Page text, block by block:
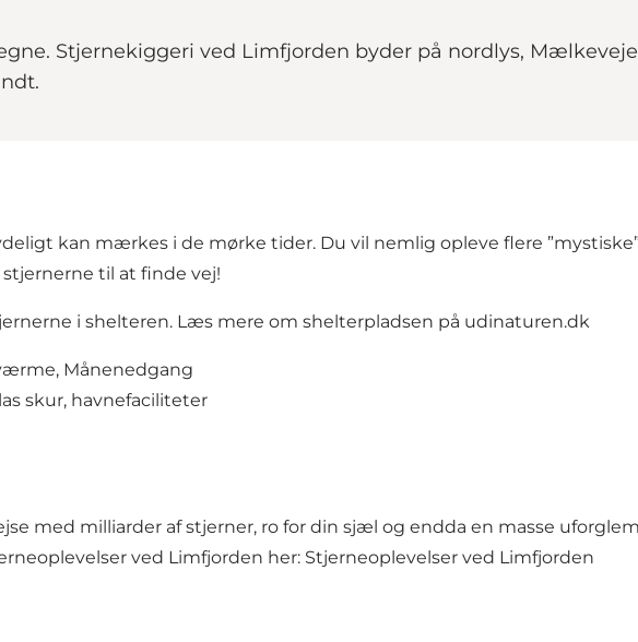
Stjernekiggeri ved Limfjorden byder på nordlys,
kan mærkes i de mørke tider. Du vil nemlig opleve flere
til at finde vej!
i shelteren. Læs mere om shelterpladsen på udinaturen.dk
Månenedgang
skur, havnefaciliteter
med milliarder af stjerner, ro for din sjæl og endda en masse
ved Limfjorden her: Stjerneoplevelser ved Limfjorden